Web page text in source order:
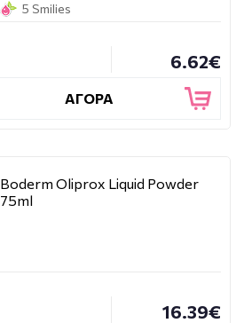
5 Smilies
6.62€
ΑΓΟΡΑ
Boderm Oliprox Liquid Powder
75ml
16.39€